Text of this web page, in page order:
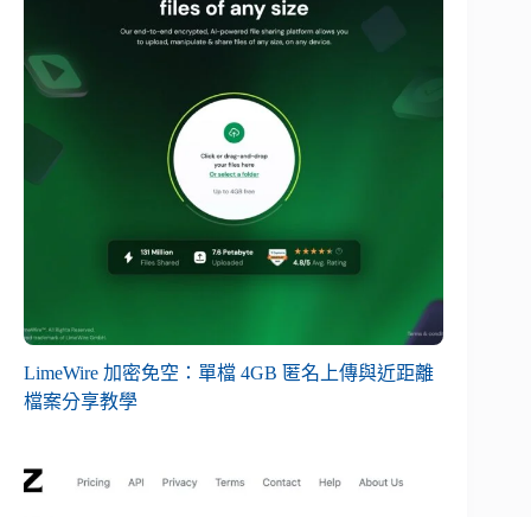
LimeWire 加密免空：單檔 4GB 匿名上傳與近距離
檔案分享教學